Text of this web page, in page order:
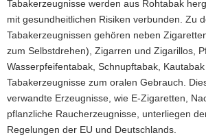
a
g
a
i
Tabakerzeugnisse werden aus Rohtabak
mit gesundheitlichen Risiken verbunden. Zu
Tabakerzeugnissen gehören neben
zum Selbstdrehen), Zigarren und Zigarillos,
Wasserpfeifentabak, Schnupftabak,
Tabakerzeugnisse zum oralen Gebrauch.
verwandte Erzeugnisse, wie E-Zigaretten,
pflanzliche Raucherzeugnisse, unterliegen
Regelungen der EU und Deutschlands.